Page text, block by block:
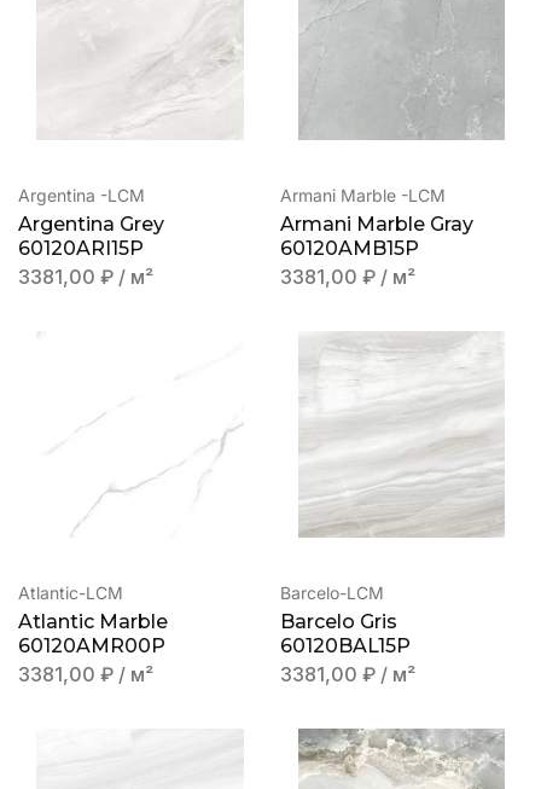
Argentina -LCM
Argentina Grey
60120ARI15P
3381,00 ₽ / м²
Armani Marble -LCM
Armani Marble Gray
60120AMB15P
3381,00 ₽ / м²
Atlantic-LCM
Atlantic Marble
60120AMR00P
3381,00 ₽ / м²
Barcelo-LCM
Barcelo Gris
60120BAL15P
3381,00 ₽ / м²